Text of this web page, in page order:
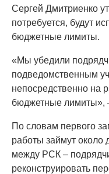
Сергей Дмитриенко
потребуется, будут
бюджетные лимиты.
«Мы убедили
подведомственным
непосредственно на
бюджетные лимиты»,
По словам первого
работы займут около
между РСК –
реконструировать